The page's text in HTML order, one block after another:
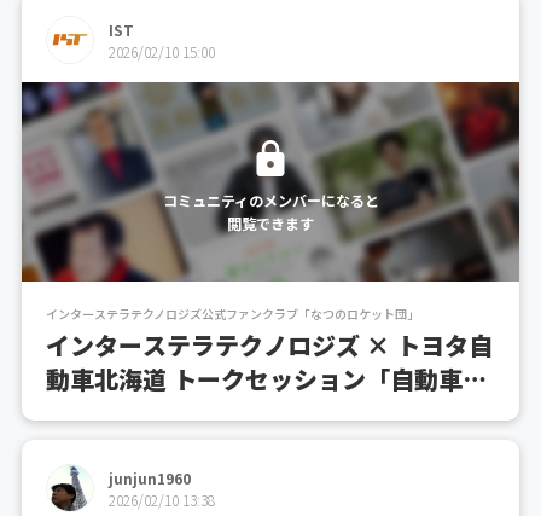
発注中。ラズパイで使えることは確...
IST
2026/02/10 15:00
コミュニティのメンバーになると
閲覧できます
インターステラテクノロジズ公式ファンクラブ「なつのロケット団」
インターステラテクノロジズ × トヨタ自
動車北海道 トークセッション「自動車と
ロケットのモノづくりがつながる瞬間」
junjun1960
2026/02/10 13:38